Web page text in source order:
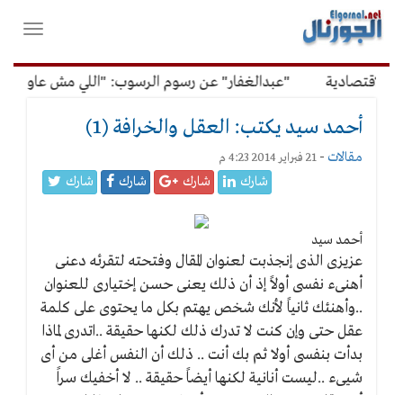
القائمة
الرئيسية
فتح
"عبدالغفار" عن رسوم الرسوب: "اللي مش عاوز
أحمد سيد يكتب: العقل والخرافة (1)
مقالات - 21 فبراير 2014 4:23 م
شارك شارك شارك شارك
أحمد سيد
عزيزى الذى إنجذبت لعنوان المقال وفتحته لتقرئه دعنى
أهنىء نفسى أولاً إذ أن ذلك يعنى حسن إختيارى للعنوان
..وأهنئك ثانياً لأنك شخص يهتم بكل ما يحتوى على كلمة
عقل حتى وإن كنت لا تدرك ذلك لكنها حقيقة ..اتدرى لماذا
بدأت بنفسى أولا ثم بك أنت .. ذلك أن النفس أغلى من أى
شيىء ..ليست أنانية لكنها أيضاً حقيقة .. لا أخفيك سراً